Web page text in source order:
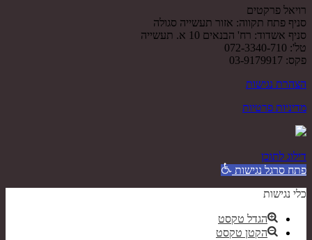
רויאל פרקטים
סניף פתח תקווה: אזור תעשייה סגולה
סניף אשדוד: רח' הבנאים 10 א. תעשייה
טל': 072-3340-710
פקס: 03-9179917
הצהרת נגישות
מדיניות פרטיות
דילוג לתוכן
פתח סרגל נגישות
כלי נגישות
הגדל טקסט
הקטן טקסט